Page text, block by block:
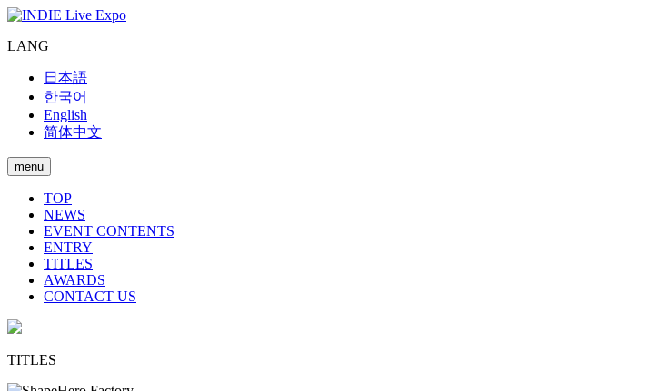
LANG
日本語
한국어
English
简体中文
menu
TOP
NEWS
EVENT CONTENTS
ENTRY
TITLES
AWARDS
CONTACT US
TITLES